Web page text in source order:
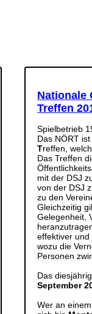
Nationale
Treffen
Spielbetrieb
Das NÖRT
Treffen,
Das Treffen
mit der DSJ
von der DSJ
zu den
Gleichzeitig
Gelegenheit,
effektiver und
wozu die
Personen
Das
September
Wer an